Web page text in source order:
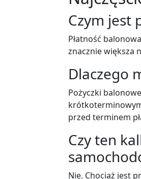
Czym jest
Płatność
znacznie większa
Dlaczego
Pożyczki
przed terminem
Czy ten
Nie. Chociaż jest